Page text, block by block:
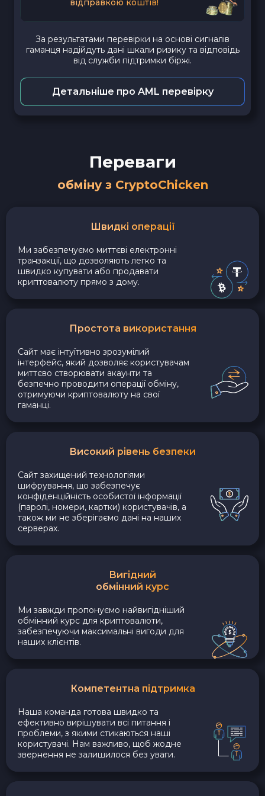
відправкою коштів!
За результатами перевірки на основі сигналів
гаманця надійдуть дані шкали ризику та відповідь
від служби підтримки біржі.
Детальніше про AML перевірку
Переваги
обміну з CryptoChicken
Швидкі операції
Ми забезпечуємо миттєві електронні
транзакції, що дозволяють легко та
швидко купувати або продавати
криптовалюту прямо з дому.
Простота використання
Сайт має інтуїтивно зрозумілий
інтерфейс, який дозволяє користувачам
миттєво створювати акаунти та
безпечно проводити операції обміну,
отримуючи криптовалюту на свої
гаманці.
Високий рівень безпеки
Сайт захищений технологіями
шифрування, що забезпечує
конфіденційність особистої інформації
(паролі, номери, картки) користувачів, а
також ми не зберігаємо дані на наших
серверах.
Вигідний
обмінний курс
Ми завжди пропонуємо найвигідніший
обмінний курс для криптовалюти,
забезпечуючи максимальні вигоди для
наших клієнтів.
Компетентна підтримка
Наша команда готова швидко та
ефективно вирішувати всі питання і
проблеми, з якими стикаються наші
користувачі. Нам важливо, щоб жодне
звернення не залишилося без уваги.